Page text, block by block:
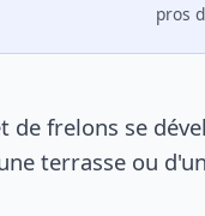
pros
de frelons se
terrasse ou